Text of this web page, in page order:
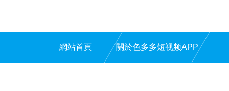
網站首頁 關於色多多短视频APP